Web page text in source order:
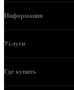
Информация
Услуги
Где купить